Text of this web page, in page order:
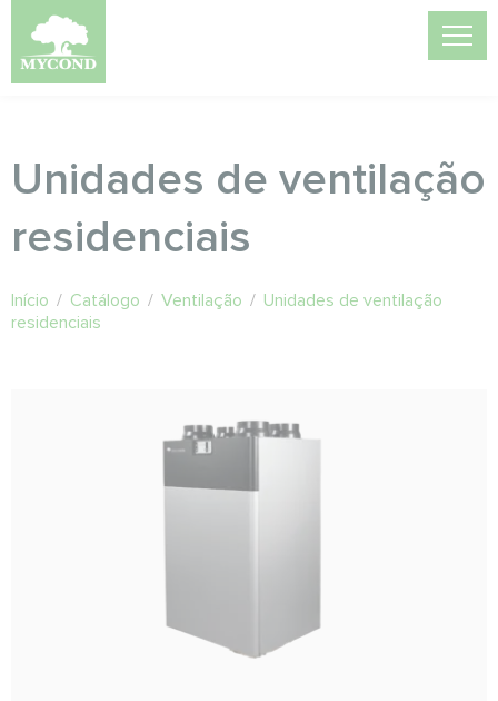
Unidades de ventilação
residenciais
Início / Catálogo / Ventilação / Unidades de ventilação
residenciais